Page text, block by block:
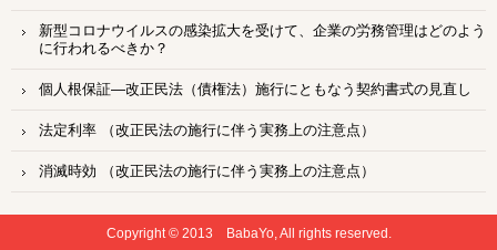
新型コロナウイルスの感染拡大を受けて、企業の労務管理はどのよう
に行われるべきか？
個人根保証―改正民法（債権法）施行にともなう契約書式の見直し
法定利率 （改正民法の施行に伴う実務上の注意点）
消滅時効 （改正民法の施行に伴う実務上の注意点）
Copyright © 2013 BabaYo, All rights reserved.